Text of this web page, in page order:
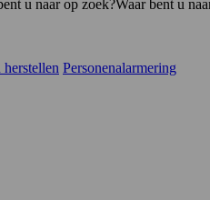
u naar op zoek?Waar bent u
Personenalarmering